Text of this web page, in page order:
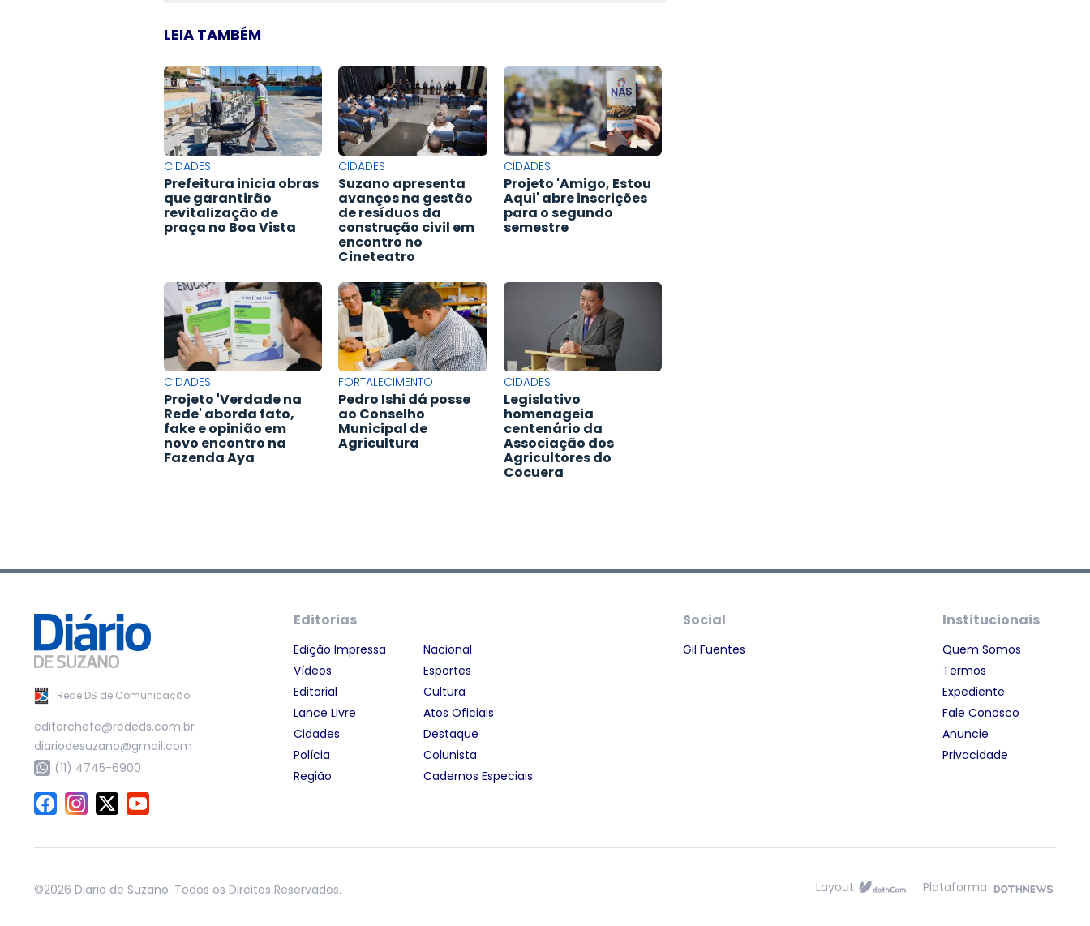
LEIA TAMBÉM
CIDADES
Prefeitura inicia obras
que garantirão
revitalização de
praça no Boa Vista
CIDADES
Suzano apresenta
avanços na gestão
de resíduos da
construção civil em
encontro no
Cineteatro
CIDADES
Projeto 'Amigo, Estou
Aqui' abre inscrições
para o segundo
semestre
CIDADES
Projeto 'Verdade na
Rede' aborda fato,
fake e opinião em
novo encontro na
Fazenda Aya
FORTALECIMENTO
Pedro Ishi dá posse
ao Conselho
Municipal de
Agricultura
CIDADES
Legislativo
homenageia
centenário da
Associação dos
Agricultores do
Cocuera
Rede DS de Comunicação
editorchefe@rededs.com.br
diariodesuzano@gmail.com
(11) 4745-6900
Editorias
Edição Impressa
Vídeos
Editorial
Lance Livre
Cidades
Polícia
Região
Nacional
Esportes
Cultura
Atos Oficiais
Destaque
Colunista
Cadernos Especiais
Social
Gil Fuentes
Institucionais
Quem Somos
Termos
Expediente
Fale Conosco
Anuncie
Privacidade
©2026 Diario de Suzano. Todos os Direitos Reservados. Layout Plataforma